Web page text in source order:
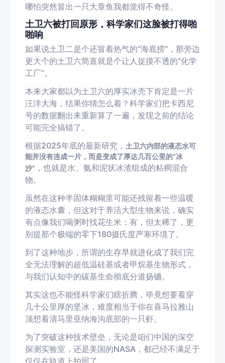
哪怕突然冒出一只大章鱼我都觉得不奇怪。
土卫六被打回原形，科学家们这脸被打得啪
啪响
如果说土卫二是个还冒着热气的“海底捞”，那旁边
更大个的土卫六简直就是个让人捉摸不透的“化学
工厂”。
本来大家都以为土卫六的厚实冰壳下肯定是一片
汪洋大海，结果你猜怎么着？科学家们把卡西尼
号的数据翻出来重新算了一遍，发现之前的结论
可能完全搞错了。
根据2025年底的最新研究， 土卫六内部的液态水可
能并没有连成一片，而是变成了厚达几百公里的“冰
沙” ，也就是水、氨和泥状冰渣组成的粘稠混合
物。
虽然在这种半固体糊糊里可能还残留着一些温暖
的液态水囊，但这对于养活大型生物来说，确实
有点像我们喝粥时找花生米：有，但太稀了，更
别提那个极端的零下180摄氏度严寒环境了。
到了这种地步，所谓的生存早就进化成了我们完
全无法理解的超低温硅基或者甲烷基生物形式，
与我们认知中的碳基生命彻底分道扬镳。
其实这也不能怪科学家们瞎折腾，毕竟想要看穿
几十公里厚的坚冰，难度相当于你在喜马拉雅山
顶想看清马里亚纳海沟底部的一只虾。
为了突破这种技术壁垒，无论是咱们中国的深空
探测实验室，还是美国的NASA，都已经不满足于
仅仅在轨道上拍照了。